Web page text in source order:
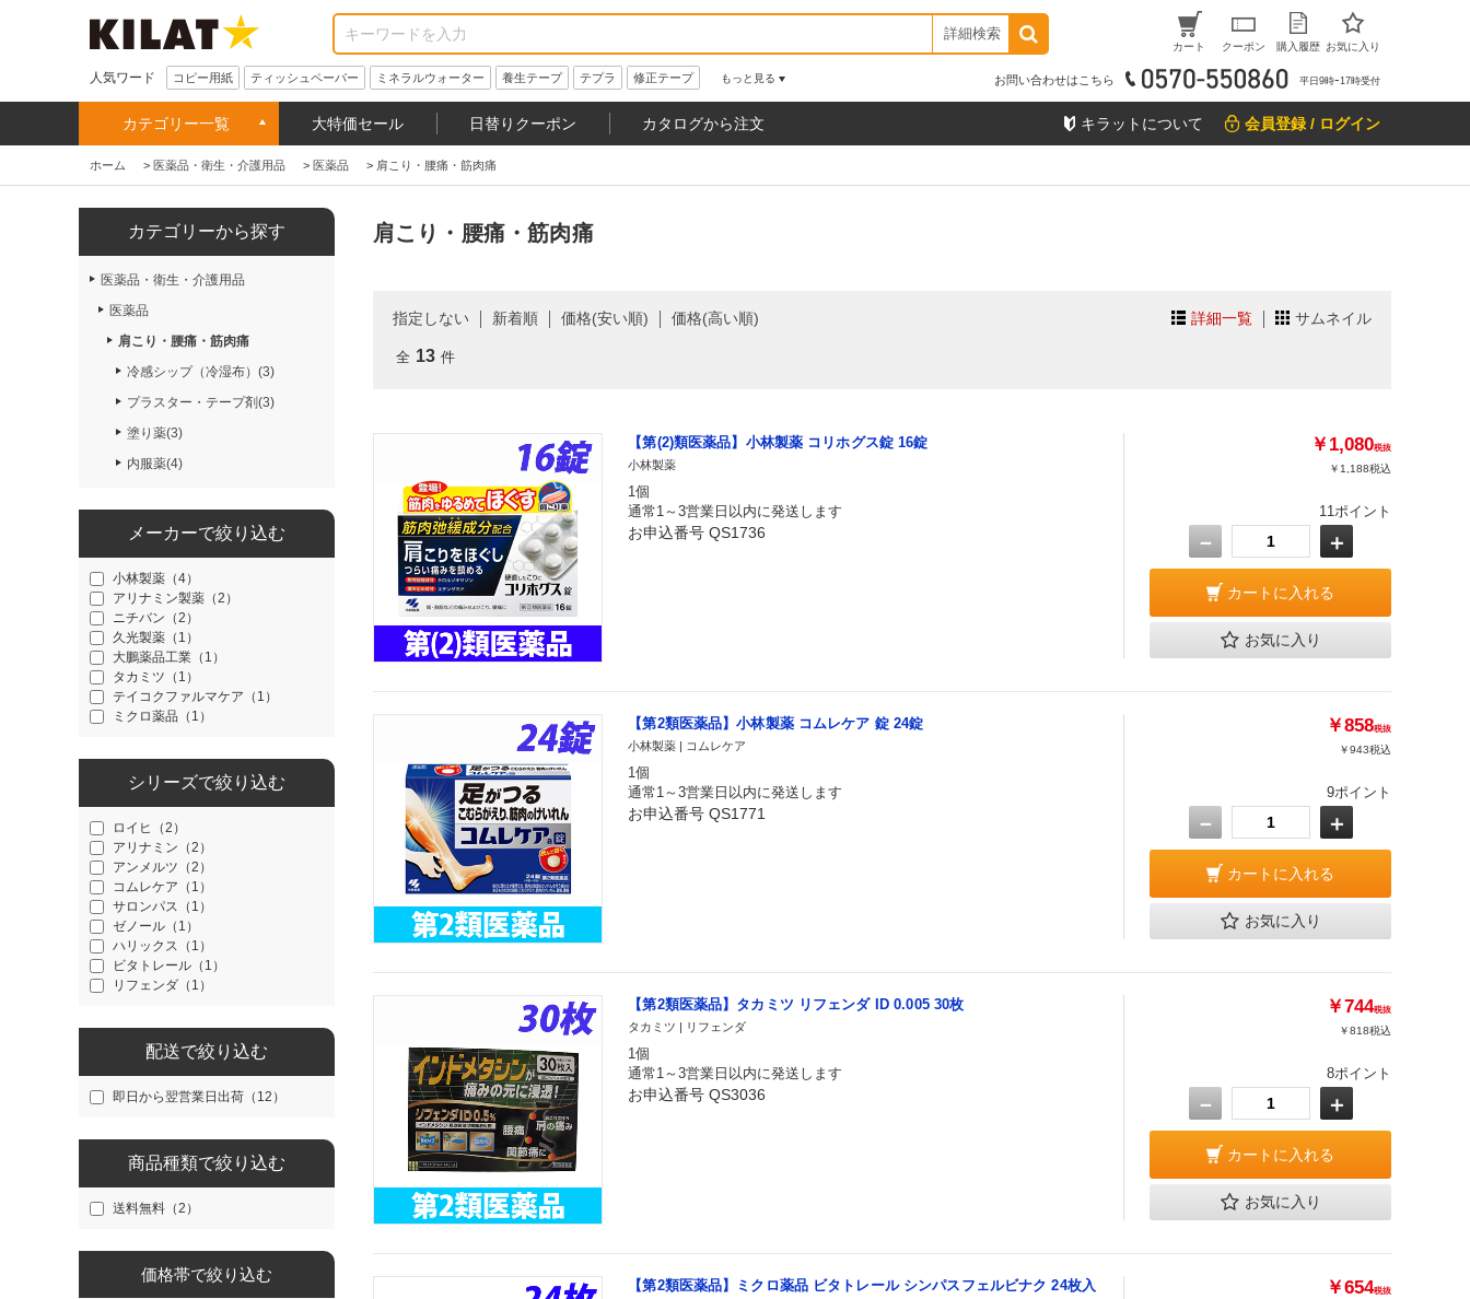
詳細検索
カート クーポン 購入履歴 お気に入り
人気ワード コピー用紙 ティッシュペーパー ミネラルウォーター 養生テープ テプラ 修正テープ もっと見る お問い合わせはこちら 平日9時ｰ17時受付
カテゴリー一覧 大特価セール 日替りクーポン カタログから注文 キラットについて 会員登録 / ログイン
ホーム > 医薬品・衛生・介護用品 > 医薬品 > 肩こり・腰痛・筋肉痛
カテゴリーから探す
医薬品・衛生・介護用品
医薬品
肩こり・腰痛・筋肉痛
冷感シップ（冷湿布）(3)
プラスター・テープ剤(3)
塗り薬(3)
内服薬(4)
メーカーで絞り込む
小林製薬（4）
アリナミン製薬（2）
ニチバン（2）
久光製薬（1）
大鵬薬品工業（1）
タカミツ（1）
テイコクファルマケア（1）
ミクロ薬品（1）
シリーズで絞り込む
ロイヒ（2）
アリナミン（2）
アンメルツ（2）
コムレケア（1）
サロンパス（1）
ゼノール（1）
ハリックス（1）
ビタトレール（1）
リフェンダ（1）
配送で絞り込む
即日から翌営業日出荷（12）
商品種類で絞り込む
送料無料（2）
価格帯で絞り込む
肩こり・腰痛・筋肉痛
詳細一覧 サムネイル
指定しない 新着順 価格(安い順) 価格(高い順)
全 13 件
【第(2)類医薬品】小林製薬 コリホグス錠 16錠
小林製薬
1個
通常1～3営業日以内に発送します
お申込番号 QS1736
￥1,080税抜
￥1,188税込
11ポイント
－ ＋
カートに入れる
お気に入り
【第2類医薬品】小林製薬 コムレケア 錠 24錠
小林製薬 | コムレケア
1個
通常1～3営業日以内に発送します
お申込番号 QS1771
￥858税抜
￥943税込
9ポイント
－ ＋
カートに入れる
お気に入り
【第2類医薬品】タカミツ リフェンダ ID 0.005 30枚
タカミツ | リフェンダ
1個
通常1～3営業日以内に発送します
お申込番号 QS3036
￥744税抜
￥818税込
8ポイント
－ ＋
カートに入れる
お気に入り
【第2類医薬品】ミクロ薬品 ビタトレール シンパスフェルビナク 24枚入 ￥654税抜